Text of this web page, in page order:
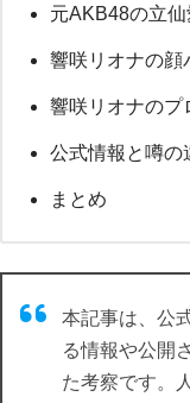
元AKB48の立
響咲リオナの顔
響咲リオナのプ
公式情報と噂の
まとめ
本記事は、公
る情報や公開
た考察です。